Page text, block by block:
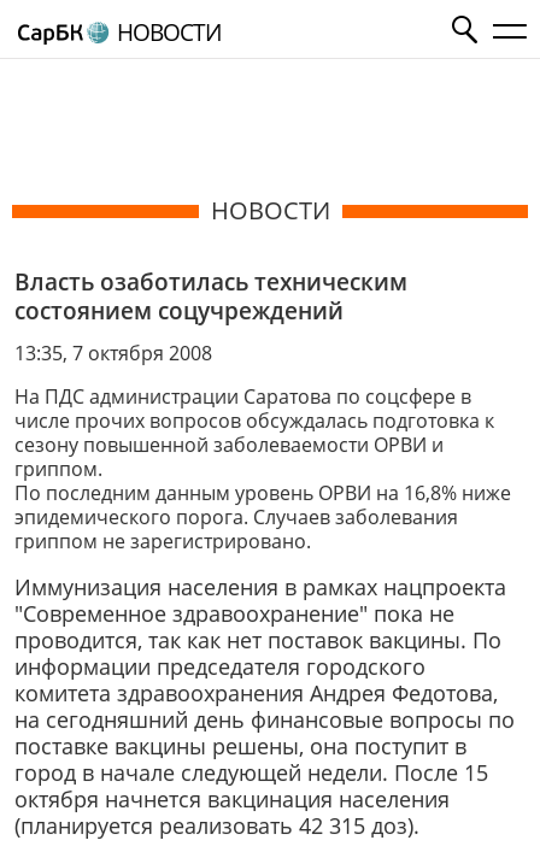
НОВОСТИ
НОВОСТИ
Власть озаботилась техническим
состоянием соцучреждений
13:35, 7 октября 2008
На ПДС администрации Саратова по соцсфере в
числе прочих вопросов обсуждалась подготовка к
сезону повышенной заболеваемости ОРВИ и
гриппом.
По последним данным уровень ОРВИ на 16,8% ниже
эпидемического порога. Случаев заболевания
гриппом не зарегистрировано.
Иммунизация населения в рамках нацпроекта
"Современное здравоохранение" пока не
проводится, так как нет поставок вакцины. По
информации председателя городского
комитета здравоохранения Андрея Федотова,
на сегодняшний день финансовые вопросы по
поставке вакцины решены, она поступит в
город в начале следующей недели. После 15
октября начнется вакцинация населения
(планируется реализовать 42 315 доз).